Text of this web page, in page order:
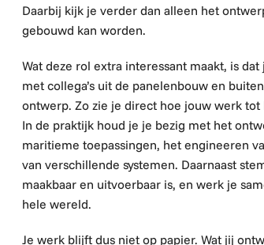
Daarbij kijk je verder dan alleen het
gebouwd kan worden.
Wat deze rol extra interessant maakt, is
met collega’s uit de panelenbouw en
ontwerp. Zo zie je direct hoe jouw werk tot
In de praktijk houd je je bezig met het
maritieme toepassingen, het engineeren
van verschillende systemen. Daarnaast
maakbaar en uitvoerbaar is, en werk je
hele wereld.
Je werk blijft dus niet op papier. Wat jij